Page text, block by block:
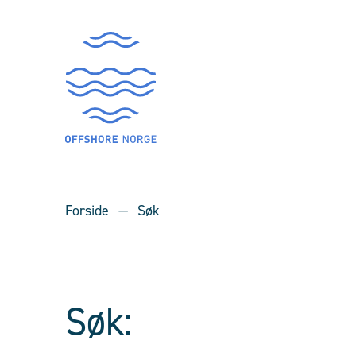
Forside Søk
Søk: